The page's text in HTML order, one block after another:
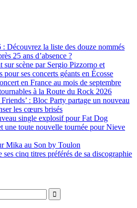
Découvrez la liste des douze nommés
25 ans d’absence ?
scène par Sergio Pizzorno et
ses concerts géants en Écosse
en France au mois de septembre
à la Route du Rock 2026
: Bloc Party partage un nouveau
les cœurs brisés
single explosif pour Fat Dog
une toute nouvelle tournée pour Nieve
Mika au Son by Toulon
cinq titres préférés de sa discographie